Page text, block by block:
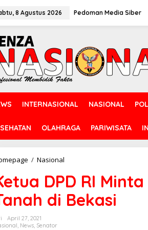
8 Agustus 2026 Pedoman Media Siber
INTERNASIONAL NASIONAL
OLAHRAGA PARIWISATA
/ Nasional
t
u
a
D
DPD RI
di Bekasi
April 27, 2021
, News, Senator